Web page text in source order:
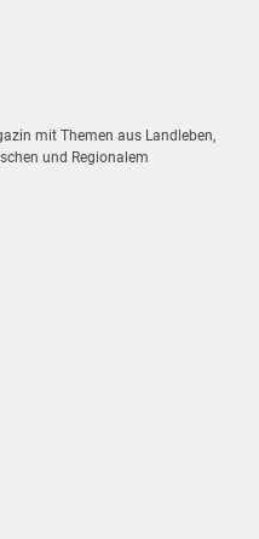
mit Themen aus Landleben,
und Regionalem